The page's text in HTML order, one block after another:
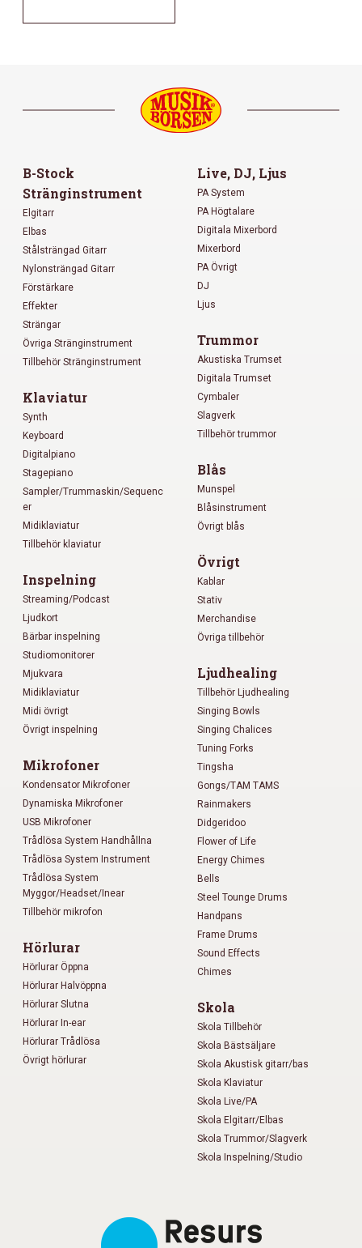
B-Stock
Stränginstrument
Elgitarr
Elbas
Stålsträngad Gitarr
Nylonsträngad Gitarr
Förstärkare
Effekter
Strängar
Övriga Stränginstrument
Tillbehör Stränginstrument
Klaviatur
Synth
Keyboard
Digitalpiano
Stagepiano
Sampler/Trummaskin/Sequenc
er
Midiklaviatur
Tillbehör klaviatur
Inspelning
Streaming/Podcast
Ljudkort
Bärbar inspelning
Studiomonitorer
Mjukvara
Midiklaviatur
Midi övrigt
Övrigt inspelning
Mikrofoner
Kondensator Mikrofoner
Dynamiska Mikrofoner
USB Mikrofoner
Trådlösa System Handhållna
Trådlösa System Instrument
Trådlösa System
Myggor/Headset/Inear
Tillbehör mikrofon
Hörlurar
Hörlurar Öppna
Hörlurar Halvöppna
Hörlurar Slutna
Hörlurar In-ear
Hörlurar Trådlösa
Övrigt hörlurar
Live, DJ, Ljus
PA System
PA Högtalare
Digitala Mixerbord
Mixerbord
PA Övrigt
DJ
Ljus
Trummor
Akustiska Trumset
Digitala Trumset
Cymbaler
Slagverk
Tillbehör trummor
Blås
Munspel
Blåsinstrument
Övrigt blås
Övrigt
Kablar
Stativ
Merchandise
Övriga tillbehör
Ljudhealing
Tillbehör Ljudhealing
Singing Bowls
Singing Chalices
Tuning Forks
Tingsha
Gongs/TAM TAMS
Rainmakers
Didgeridoo
Flower of Life
Energy Chimes
Bells
Steel Tounge Drums
Handpans
Frame Drums
Sound Effects
Chimes
Skola
Skola Tillbehör
Skola Bästsäljare
Skola Akustisk gitarr/bas
Skola Klaviatur
Skola Live/PA
Skola Elgitarr/Elbas
Skola Trummor/Slagverk
Skola Inspelning/Studio